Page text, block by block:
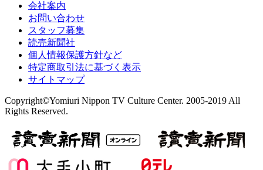
会社案内
お問い合わせ
スタッフ募集
読売新聞社
個人情報保護方針など
特定商取引法に基づく表示
サイトマップ
Copyright©Yomiuri Nippon TV Culture Center. 2005-2019 All
Rights Reserved.